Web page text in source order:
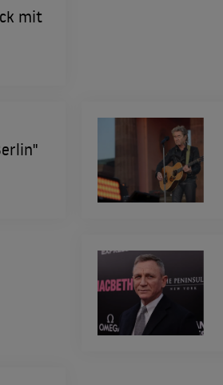
mit